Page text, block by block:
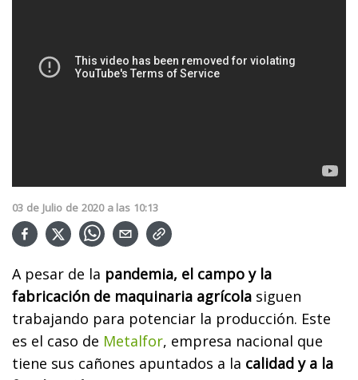
03 de Julio de 2020 a las 10:13
A pesar de la pandemia, el campo y la
fabricación de maquinaria agrícola siguen
trabajando para potenciar la producción. Este
es el caso de Metalfor, empresa nacional que
tiene sus cañones apuntados a la calidad y a la